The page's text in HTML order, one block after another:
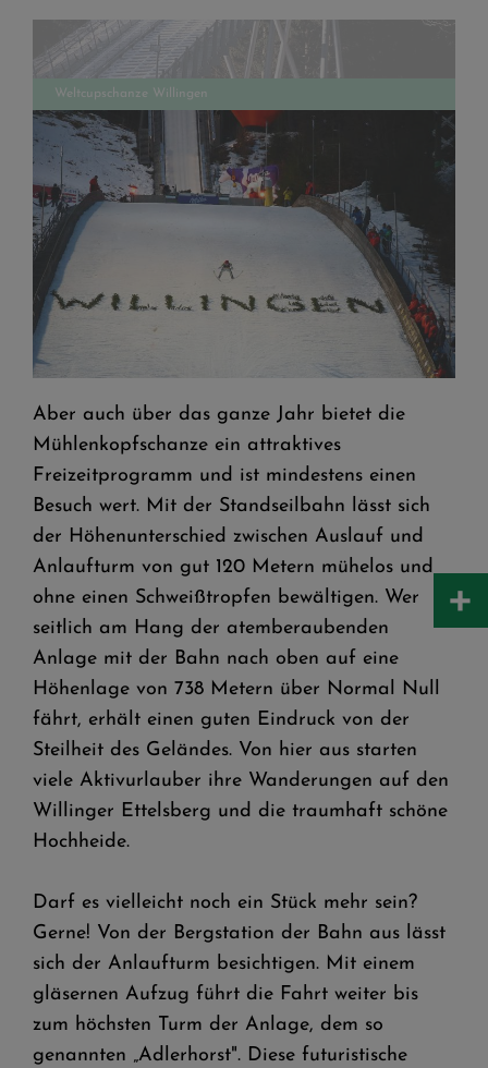
Aber auch über das ganze Jahr bietet die
Mühlenkopfschanze ein attraktives
Freizeitprogramm und ist mindestens einen
Besuch wert. Mit der Standseilbahn lässt sich
der Höhenunterschied zwischen Auslauf und
Anlaufturm von gut 120 Metern mühelos und
ohne einen Schweißtropfen bewältigen. Wer
seitlich am Hang der atemberaubenden
Anlage mit der Bahn nach oben auf eine
Höhenlage von 738 Metern über Normal Null
fährt, erhält einen guten Eindruck von der
Steilheit des Geländes. Von hier aus starten
viele Aktivurlauber ihre Wanderungen auf den
Willinger Ettelsberg und die traumhaft schöne
Hochheide.
Darf es vielleicht noch ein Stück mehr sein?
Gerne! Von der Bergstation der Bahn aus lässt
sich der Anlaufturm besichtigen. Mit einem
gläsernen Aufzug führt die Fahrt weiter bis
zum höchsten Turm der Anlage, dem so
genannten „Adlerhorst". Diese futuristische
+